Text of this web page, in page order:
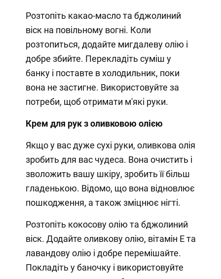
Розтопіть какао-масло та бджолиний
віск на повільному вогні. Коли
розтопиться, додайте мигдалеву олію і
добре збийте. Перекладіть суміш у
банку і поставте в холодильник, поки
вона не застигне. Використовуйте за
потреби, щоб отримати м'які руки.
Крем для рук з оливковою олією
Якщо у вас дуже сухі руки, оливкова олія
зробить для вас чудеса. Вона очистить і
зволожить вашу шкіру, зробить її більш
гладенькою. Відомо, що вона відновлює
пошкодження, а також зміцнює нігті.
Розтопіть кокосову олію та бджолиний
віск. Додайте оливкову олію, вітамін Е та
лавандову олію і добре перемішайте.
Покладіть у баночку і використовуйте